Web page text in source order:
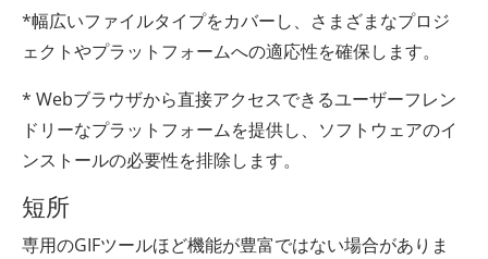
*幅広いファイルタイプをカバーし、さまざまなプロジ
ェクトやプラットフォームへの適応性を確保します。
* Webブラウザから直接アクセスできるユーザーフレン
ドリーなプラットフォームを提供し、ソフトウェアのイ
ンストールの必要性を排除します。
短所
専用のGIFツールほど機能が豊富ではない場合がありま